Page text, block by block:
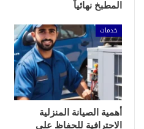
المطبخ نهائياً
خدمات
أهمية الصيانة المنزلية
الاحترافية للحفاظ على